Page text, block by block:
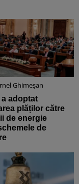
Ghimeșan
adoptat
plăților către
de energie
de